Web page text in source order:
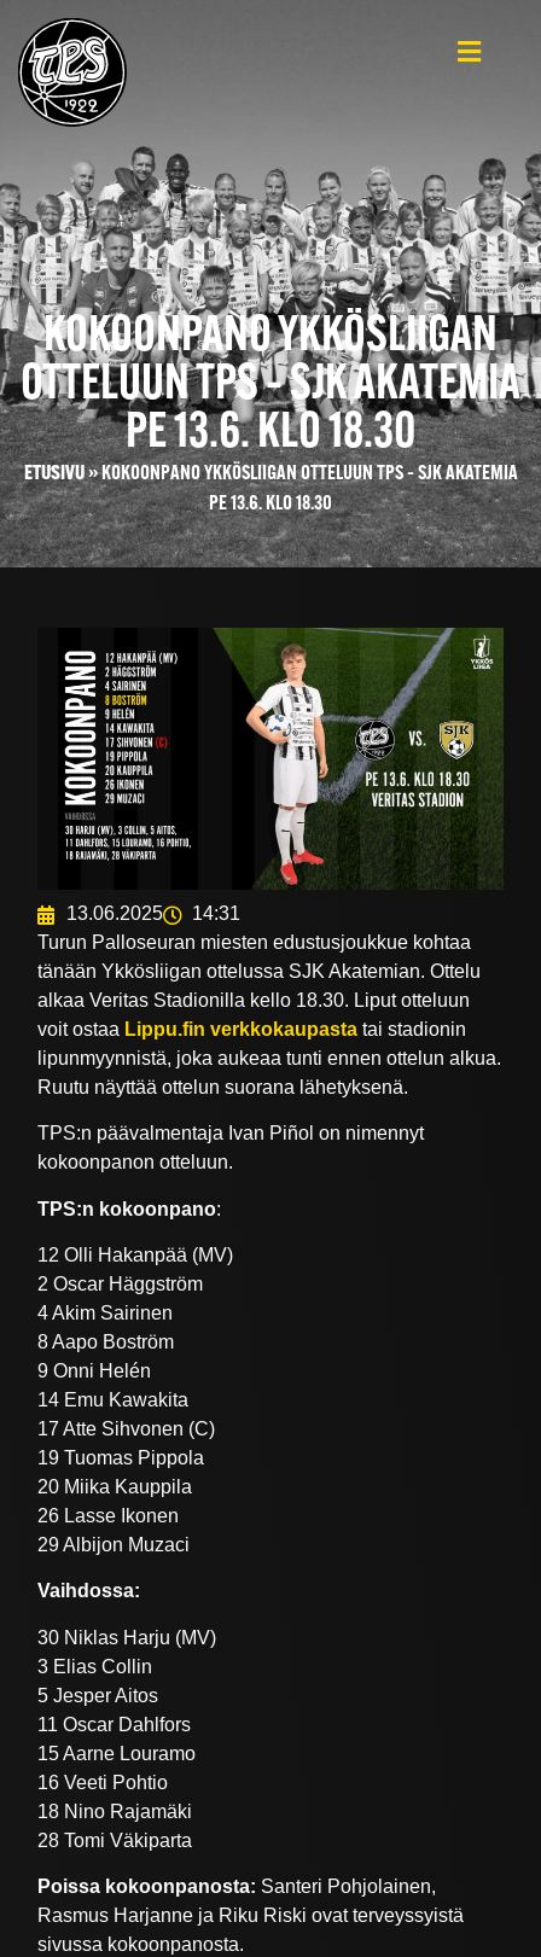
KOKOONPANO YKKÖSLIIGAN
OTTELUUN TPS – SJK AKATEMIA
PE 13.6. KLO 18.30
ETUSIVU»KOKOONPANO YKKÖSLIIGAN OTTELUUN TPS – SJK AKATEMIA
PE 13.6. KLO 18.30
13.06.2025
14:31
Turun Palloseuran miesten edustusjoukkue kohtaa
tänään Ykkösliigan ottelussa SJK Akatemian. Ottelu
alkaa Veritas Stadionilla kello 18.30. Liput otteluun
voit ostaa Lippu.fin verkkokaupasta tai stadionin
lipunmyynnistä, joka aukeaa tunti ennen ottelun alkua.
Ruutu näyttää ottelun suorana lähetyksenä.
TPS:n päävalmentaja Ivan Piñol on nimennyt
kokoonpanon otteluun.
TPS:n kokoonpano:
12 Olli Hakanpää (MV)
2 Oscar Häggström
4 Akim Sairinen
8 Aapo Boström
9 Onni Helén
14 Emu Kawakita
17 Atte Sihvonen (C)
19 Tuomas Pippola
20 Miika Kauppila
26 Lasse Ikonen
29 Albijon Muzaci
Vaihdossa:
30 Niklas Harju (MV)
3 Elias Collin
5 Jesper Aitos
11 Oscar Dahlfors
15 Aarne Louramo
16 Veeti Pohtio
18 Nino Rajamäki
28 Tomi Väkiparta
Poissa kokoonpanosta: Santeri Pohjolainen,
Rasmus Harjanne ja Riku Riski ovat terveyssyistä
sivussa kokoonpanosta.